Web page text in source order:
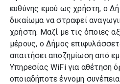
ευθύνης εμού ως χρήστη, ο
δικαίωμα να στραφεί
χρήστη. Μαζί με τις όποιες
μέρους, ο Δήμος
απαιτήσει αποζημίωση από
Υπηρεσίας WiFi για αθέτηση
οποιαδήποτε έννομη